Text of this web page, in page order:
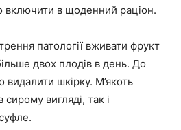
включити в щоденний раціон.
патології вживати фрукт
двох плодів в день. До
шкірку. М’якоть
сирому вигляді, так і